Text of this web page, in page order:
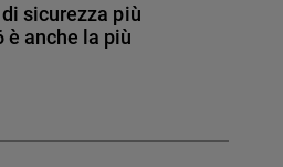
sicurezza più
è anche la più